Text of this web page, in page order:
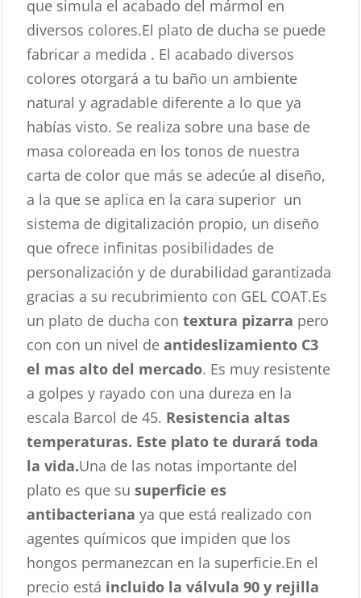
que simula el acabado del mármol en
diversos colores.El plato de ducha se puede
fabricar a medida . El acabado diversos
colores otorgará a tu baño un ambiente
natural y agradable diferente a lo que ya
habías visto. Se realiza sobre una base de
masa coloreada en los tonos de nuestra
carta de color que más se adecúe al diseño,
a la que se aplica en la cara superior un
sistema de digitalización propio, un diseño
que ofrece infinitas posibilidades de
personalización y de durabilidad garantizada
gracias a su recubrimiento con GEL COAT.Es
un plato de ducha con textura pizarra pero
con con un nivel deantideslizamiento C3
el mas alto del mercado. Es muy resistente
a golpes y rayado con una dureza en la
escala Barcol de 45. Resistencia altas
temperaturas. Este plato te durará toda
la vida.Una de las notas importante del
plato es que susuperficie es
antibacterianaya que está realizado con
agentes químicos que impiden que los
hongos permanezcan en la superficie.En el
precio está incluido la válvula 90 y rejilla